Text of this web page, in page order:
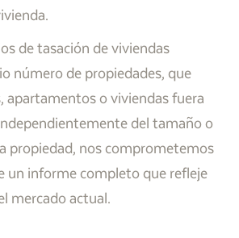
de tasación de viviendas
número de propiedades, que
apartamentos o viviendas fuera
del tamaño o
propiedad, nos comprometemos
un informe completo que refleje
mercado actual.